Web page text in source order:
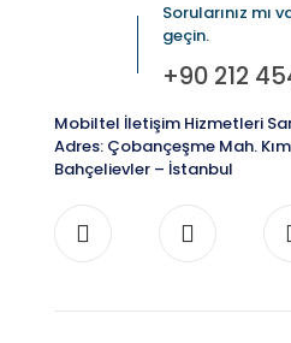
Sorularınız mı
geçin.
+90 212
Mobiltel İletişim Hizmetleri
Adres: Çobançeşme Mah.
Bahçelievler – İstanbul